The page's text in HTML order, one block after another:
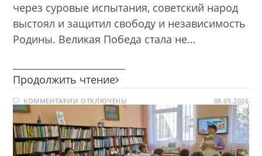
через суровые испытания, советский народ
выстоял и защитил свободу и независимость
Родины. Великая Победа стала не…
Продолжить чтение Великая
—
Великая
Победа
КОММЕНТАРИИ К
ЗАПИСИ
ВЕЛИКАЯ
ВОЙНА
—
ВЕЛИКАЯ
ПОБЕДА
ОТКЛЮЧЕНЫ 08.05.2026